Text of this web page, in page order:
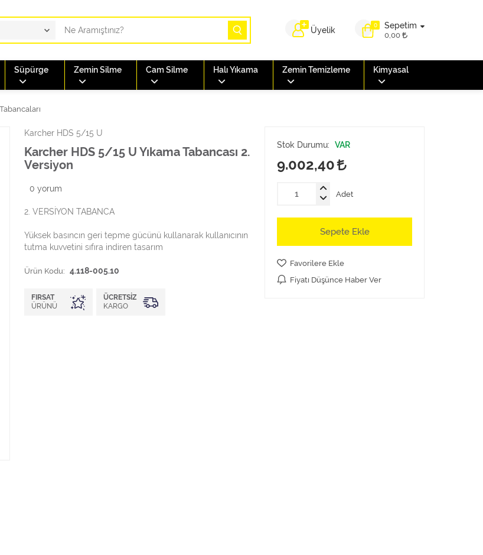
0 Sepetim
0,00
Üyelik
Süpürge Zemin Silme Cam Silme Halı Yıkama Zemin Temizleme Kimyasal
Karcher HDS 5/15 U
Karcher HDS 5/15 U Yıkama Tabancası 2.
Versiyon
0 yorum
2. VERSİYON TABANCA
Yüksek basıncın geri tepme gücünü kullanarak kullanıcının
tutma kuvvetini sıfıra indiren tasarım
Ürün Kodu: 4.118-005.10
FIRSAT
ÜRÜNÜ
ÜCRETSIZ
KARGO
Stok Durumu: VAR
9.002,40
Adet
Sepete Ekle
Favorilere Ekle
Fiyatı Düşünce Haber Ver